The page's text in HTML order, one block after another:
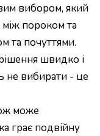
вибором, який
між пороком та
та почуттями.
швидко і
не вибирати - це
може
грає подвійну